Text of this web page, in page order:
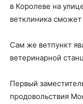
в Королеве на
ветклиника
Сам же ветпункт
ветеринарной
Первый
продовольствия